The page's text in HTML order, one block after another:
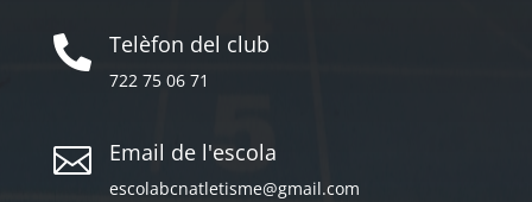
 Telèfon del club
722 75 06 71
 Email de l'escola
escolabcnatletisme@gmail.com